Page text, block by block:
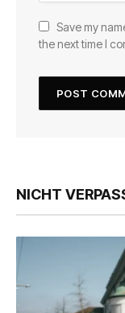
Save my
the next time I
NICHT